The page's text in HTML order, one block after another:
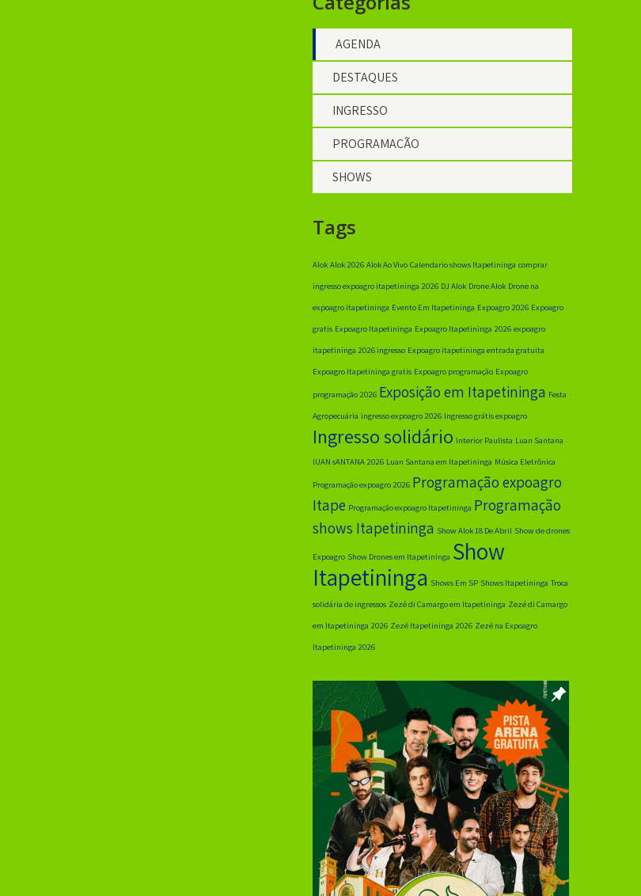
AGENDA
DESTAQUES
INGRESSO
PROGRAMAÇÃO
SHOWS
Tags
Alok Alok 2026 Alok Ao Vivo Calendario shows Itapetininga comprar
ingresso expoagro itapetininga 2026 DJ Alok Drone Alok Drone na
expoagro itapetininga Evento Em Itapetininga Expoagro 2026 Expoagro
gratis Expoagro Itapetininga Expoagro Itapetininga 2026 expoagro
itapetininga 2026 ingresso Expoagro itapetininga entrada gratuita
Expoagro Itapetininga gratis Expoagro programação Expoagro
programação 2026 Exposição em Itapetininga Festa
Agropecuária ingresso expoagro 2026 Ingresso grátis expoagro
Ingresso solidário Interior Paulista Luan Santana
lUAN sANTANA 2026 Luan Santana em Itapetininga Música Eletrônica
Programação expoagro 2026 Programação expoagro
Itape Programação expoagro Itapetininga Programação
shows Itapetininga Show Alok 18 De Abril Show de drones
Expoagro Show Drones em Itapetininga Show
Itapetininga Shows Em SP Shows Itapetininga Troca
solidária de ingressos Zezé di Camargo em Itapetininga Zezé di Camargo
em Itapetininga 2026 Zezé Itapetininga 2026 Zezé na Expoagro
Itapetininga 2026